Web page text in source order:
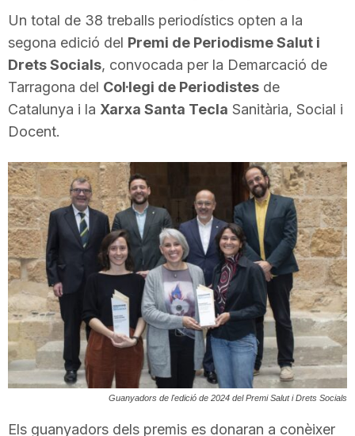
u
t
a
t
d
e
T
a
Un total de 38 treballs periodístics opten a la
segona edició del Premi de Periodisme Salut i
Drets Socials, convocada per la Demarcació de
Tarragona del Col·legi de Periodistes de
Catalunya i la Xarxa Santa Tecla Sanitària, Social i
Docent.
Guanyadors de l'edició de 2024 del Premi Salut i Drets Socials
Els guanyadors dels premis es donaran a conèixer